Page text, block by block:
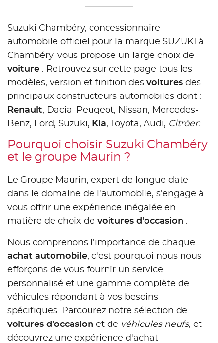
Suzuki Chambéry, concessionnaire
automobile officiel pour la marque SUZUKI à
Chambéry, vous propose un large choix de
voiture . Retrouvez sur cette page tous les
modèles, version et finition des voitures des
principaux constructeurs automobiles dont :
Renault, Dacia, Peugeot, Nissan, Mercedes-
Benz, Ford, Suzuki, Kia, Toyota, Audi, Citröen...
Pourquoi choisir Suzuki Chambéry
et le groupe Maurin ?
Le Groupe Maurin, expert de longue date
dans le domaine de l'automobile, s'engage à
vous offrir une expérience inégalée en
matière de choix de voitures d'occasion .
Nous comprenons l'importance de chaque
achat automobile, c'est pourquoi nous nous
efforçons de vous fournir un service
personnalisé et une gamme complète de
véhicules répondant à vos besoins
spécifiques. Parcourez notre sélection de
voitures d'occasion et de véhicules neufs, et
découvrez une expérience d'achat